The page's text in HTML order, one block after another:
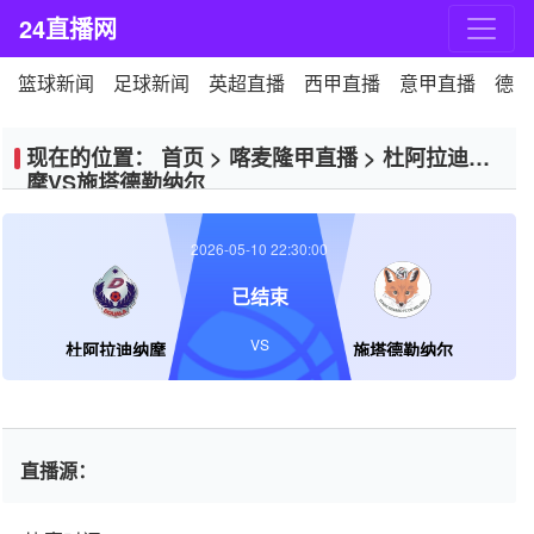
24直播网
篮球新闻 足球新闻 英超直播 西甲直播 意甲直播 德
现在的位置： 首页 > 喀麦隆甲直播> 杜阿拉迪纳
摩VS施塔德勒纳尔
杜阿拉迪纳摩 施塔德勒纳尔
2026-05-10 22:30:00
已结束
VS
直播源：